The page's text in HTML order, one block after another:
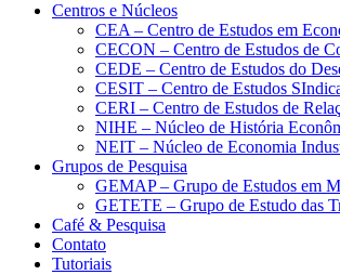
Centros e Núcleos
CEA – Centro de Estudos em
CECON – Centro de Estudos de
CEDE – Centro de Estudos do
CESIT – Centro de Estudos
CERI – Centro de Estudos de
NIHE – Núcleo de História
NEIT – Núcleo de Economia
Grupos de Pesquisa
GEMAP – Grupo de Estudos em
GETETE – Grupo de Estudo das
Café & Pesquisa
Contato
Tutoriais